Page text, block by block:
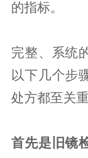
的指标。
完整、系统
以下几个步
处方都至关重
首先是旧镜